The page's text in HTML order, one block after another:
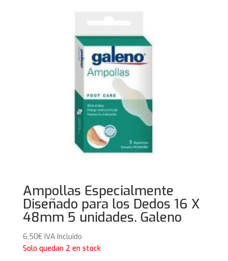
Ampollas Especialmente
Diseñado para los Dedos 16 X
48mm 5 unidades. Galeno
6,50€ IVA Incluido
Solo quedan 2 en stock